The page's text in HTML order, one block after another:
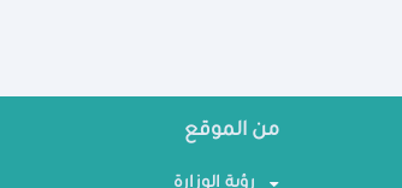
من الموقع
رؤية الوزارة